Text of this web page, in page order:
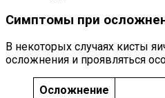
Симптомы при
В некоторых случаях кисты
осложнения и проявляться
Осложнение